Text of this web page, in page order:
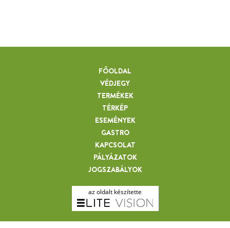
FŐOLDAL
VÉDJEGY
TERMÉKEK
TÉRKÉP
ESEMÉNYEK
GASTRO
KAPCSOLAT
PÁLYÁZATOK
JOGSZABÁLYOK
az oldalt készítette